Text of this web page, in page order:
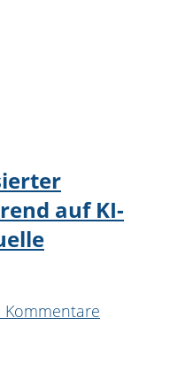
auf KI-
Kommentare